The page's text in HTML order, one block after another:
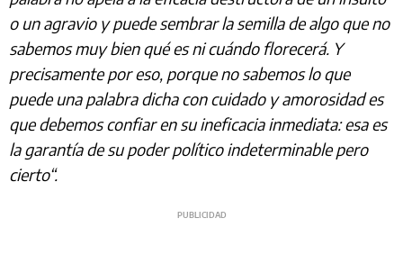
o un agravio y puede sembrar la semilla de algo que no
sabemos muy bien qué es ni cuándo florecerá. Y
precisamente por eso, porque no sabemos lo que
puede una palabra dicha con cuidado y amorosidad es
que debemos confiar en su ineficacia inmediata: esa es
la garantía de su poder político indeterminable pero
cierto“.